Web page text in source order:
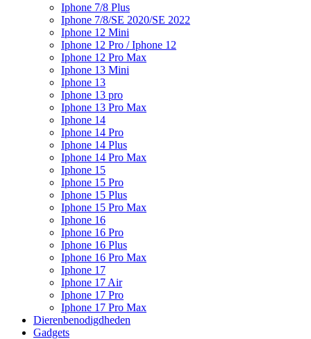
Iphone 7/8 Plus
Iphone 7/8/SE 2020/SE 2022
Iphone 12 Mini
Iphone 12 Pro / Iphone 12
Iphone 12 Pro Max
Iphone 13 Mini
Iphone 13
Iphone 13 pro
Iphone 13 Pro Max
Iphone 14
Iphone 14 Pro
Iphone 14 Plus
Iphone 14 Pro Max
Iphone 15
Iphone 15 Pro
Iphone 15 Plus
Iphone 15 Pro Max
Iphone 16
Iphone 16 Pro
Iphone 16 Plus
Iphone 16 Pro Max
Iphone 17
Iphone 17 Air
Iphone 17 Pro
Iphone 17 Pro Max
Dierenbenodigdheden
Gadgets